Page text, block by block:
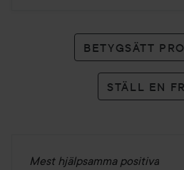
BETYGSÄTT
STÄLL EN
Mest hjälpsamma positiva